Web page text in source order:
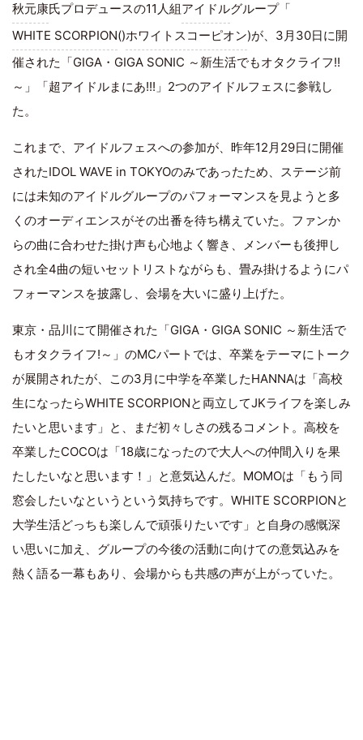
秋元康氏プロデュースの11人組アイドルグループ「
WHITE SCORPION()ホワイトスコーピオン)が、3月30日に開
催された「GIGA・GIGA SONIC ～新生活でもオタクライフ!!
～」「超アイドルまにあ!!!」2つのアイドルフェスに参戦し
た。
これまで、アイドルフェスへの参加が、昨年12月29日に開催
されたIDOL WAVE in TOKYOのみであったため、ステージ前
には未知のアイドルグループのパフォーマンスを見ようと多
くのオーディエンスがその出番を待ち構えていた。ファンか
らの曲に合わせた掛け声も心地よく響き、メンバーも後押し
され全4曲の短いセットリストながらも、畳み掛けるようにパ
フォーマンスを披露し、会場を大いに盛り上げた。
東京・品川にて開催された「GIGA・GIGA SONIC ～新生活で
もオタクライフ!～」のMCパートでは、卒業をテーマにトーク
が展開されたが、この3月に中学を卒業したHANNAは「高校
生になったらWHITE SCORPIONと両立してJKライフを楽しみ
たいと思います」と、まだ初々しさの残るコメント。高校を
卒業したCOCOは「18歳になったので大人への仲間入りを果
たしたいなと思います！」と意気込んだ。MOMOは「もう同
窓会したいなというという気持ちです。WHITE SCORPIONと
大学生活どっちも楽しんで頑張りたいです」と自身の感慨深
い思いに加え、グループの今後の活動に向けての意気込みを
熱く語る一幕もあり、会場からも共感の声が上がっていた。